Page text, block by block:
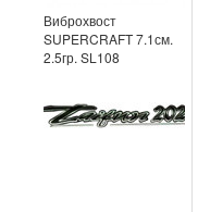
Виброхвост
SUPERCRAFT 7.1см.
2.5гр. SL108